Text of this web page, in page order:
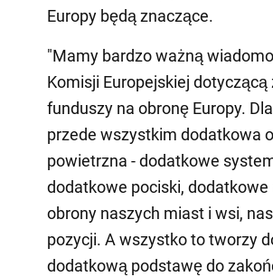
Europy będą znaczące.
"Mamy bardzo ważną
Komisji Europejskiej dotyczącą
funduszy na obronę Europy.
przede wszystkim dodatkowa
powietrzna - dodatkowe
dodatkowe pociski,
obrony naszych miast i wsi,
pozycji. A wszystko to tworzy
dodatkową podstawę do